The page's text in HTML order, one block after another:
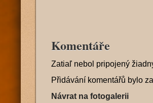
Komentáře
Zatiaľ nebol pripojený
Přidávání komentářů bylo
Návrat na fotogalerii